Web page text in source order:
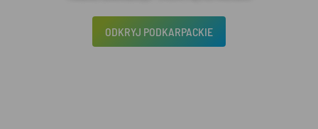
ODKRYJ PODKARPACKIE